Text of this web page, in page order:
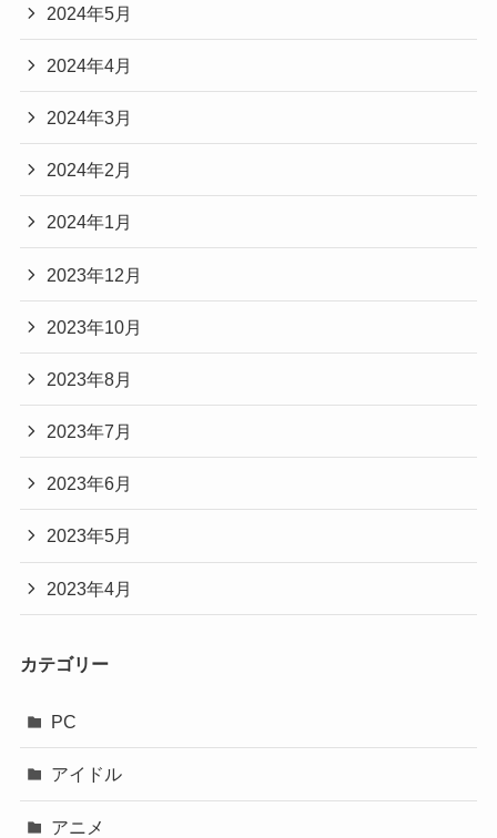
2024年5月
2024年4月
2024年3月
2024年2月
2024年1月
2023年12月
2023年10月
2023年8月
2023年7月
2023年6月
2023年5月
2023年4月
カテゴリー
PC
アイドル
アニメ